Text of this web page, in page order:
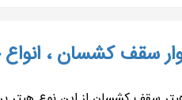
سقف کشسان ، انواع جت هیتر